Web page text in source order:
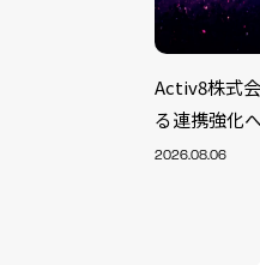
Activ8株式
る連携強化
2026.08.06